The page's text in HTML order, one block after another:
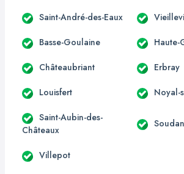
Saint-André-des-Eaux
Basse-Goulaine Haute-
Châteaubriant Erbray
Louisfert Noyal-
Saint-Aubin-des-
Châteaux
Villepot